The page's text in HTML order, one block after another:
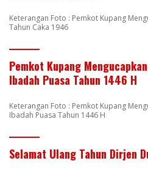
Keterangan Foto : Pemkot Kupang
Tahun Caka 1946
Pemkot Kupang
Ibadah Puasa Tahun 1446 H
Keterangan Foto : Pemkot Kupang
Ibadah Puasa Tahun 1446 H
Selamat Ulang Tahun Dirjen